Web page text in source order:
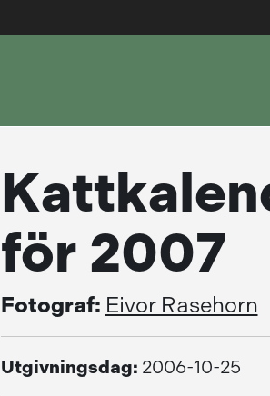
för 2007
Fotograf: Eivor Rasehorn
Utgivningsdag: 2006-10-25